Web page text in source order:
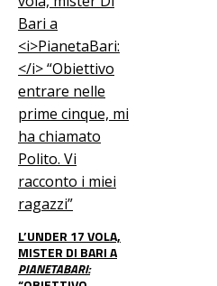
L’UNDER 17 VOLA,
MISTER DI BARI A
PIANETABARI: